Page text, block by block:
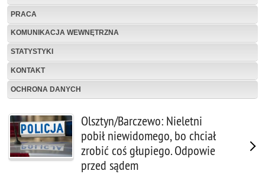
PRACA
KOMUNIKACJA WEWNĘTRZNA
STATYSTYKI
KONTAKT
OCHRONA DANYCH
Olsztyn/Barczewo: Nieletni
pobił niewidomego, bo chciał
zrobić coś głupiego. Odpowie
przed sądem